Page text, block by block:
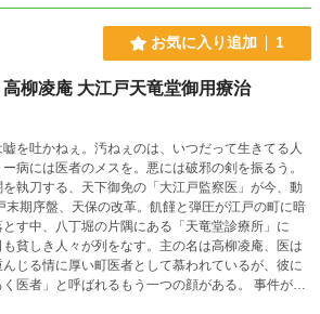
化するに当たり・・・テーマとしては例によって
」本名 鶴吉（◯◯歳） 早くに母を亡くた
貧しい町人の倅 近江屋の丁稚となりお照に可愛が
通
」より翻案。
お気に入り追加 1
柳凌庵 大江戸天竜堂御用療治
嘘を吐かねぇ。汚ねぇのは、いつだって生きてる人
病には医者のメスを。悪には破邪の剣を振るう。
を執刀する、天下御免の「大江戸監察医」が今、動
とす中、八丁堀の片隅にある「天竜堂診療所」に
貧しき人々が列をなす。主の名は高柳凌庵、医は
じる情に厚い町医者として慕われているが、彼に
医者」と呼ばれるもう一つの顔がある。 事件が発
凌庵の姿は小石川養生所の奥深き聖域「不帰ノ